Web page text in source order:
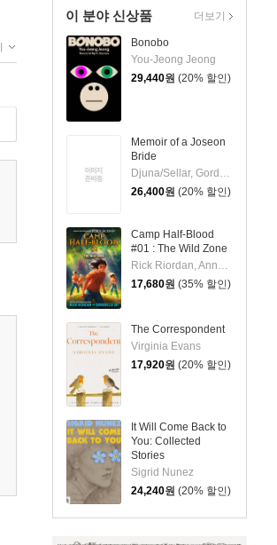
이 분야 신상품
Bonobo
You-Jeong Jeong
29,440원 (20% 할인)
Memoir of a Joseon
Bride
Djuna/Sellar, Gord(TRN)
26,400원 (20% 할인)
Camp Half-Blood
#01 : The Wild Zone
Rick Riordan, Annabelle Oh
17,680원 (35% 할인)
The Correspondent
Virginia Evans
17,920원 (20% 할인)
It Will Come Back to
You: Collected
Stories
Sigrid Nunez
24,240원 (20% 할인)
더보기